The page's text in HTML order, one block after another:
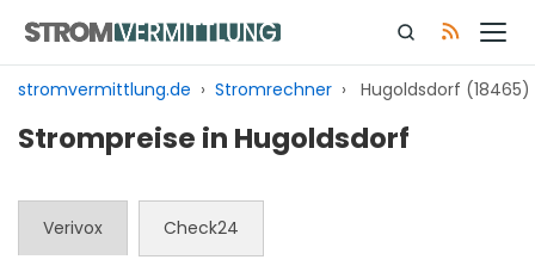
Inhalt
springen
stromvermittlung.de › Stromrechner › Hugoldsdorf (18465)
Strompreise in Hugoldsdorf
Verivox Check24